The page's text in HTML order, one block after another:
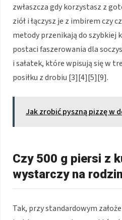
zwłaszcza gdy korzystasz z
ziół i łączysz je z imbirem czy
metody przenikają do szybkiej
postaci faszerowania dla
i sałatek, które wpisują się w
posiłku z drobiu [3][4][5][9].
Jak zrobić pyszną pizzę w
Czy 500 g piersi z
wystarczy na
Tak, przy standardowym